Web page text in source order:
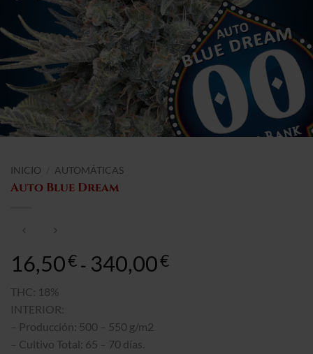
INICIO AUTOMÁTICAS
Auto Blue Dream
16,50€ - 340,00€Gama
THC: 18%
INTERIOR:
– Producción: 500 – 550 g/m2
– Cultivo Total: 65 – 70 días.